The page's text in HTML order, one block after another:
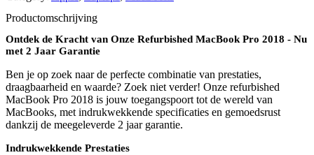
Productomschrijving
Ontdek de Kracht van Onze Refurbished MacBook Pro 2018 - Nu
met 2 Jaar Garantie
Ben je op zoek naar de perfecte combinatie van prestaties,
draagbaarheid en waarde? Zoek niet verder! Onze refurbished
MacBook Pro 2018 is jouw toegangspoort tot de wereld van
MacBooks, met indrukwekkende specificaties en gemoedsrust
dankzij de meegeleverde 2 jaar garantie.
Indrukwekkende Prestaties